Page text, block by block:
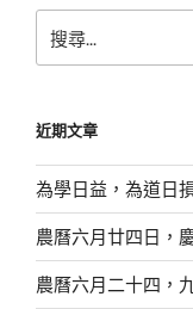
日
交
爭〉
尋
字:
近期文章
為學日益，為道日
農曆六月廿四日，
農曆六月二十四，